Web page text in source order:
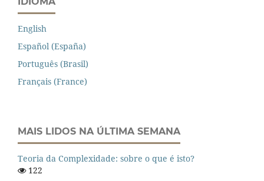
English
Español (España)
Português (Brasil)
Français (France)
MAIS LIDOS NA ÚLTIMA SEMANA
Teoria da Complexidade: sobre o que é isto?
122